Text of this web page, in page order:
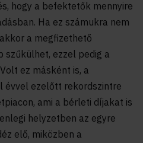
hogy a befektetők mennyire
Ha ez számukra nem
a megfizethető
ezzel pedig a
ez másként is, a
évvel ezelőtt rekordszintre
ami a bérleti díjakat is
helyzetben az egyre
elő, miközben a